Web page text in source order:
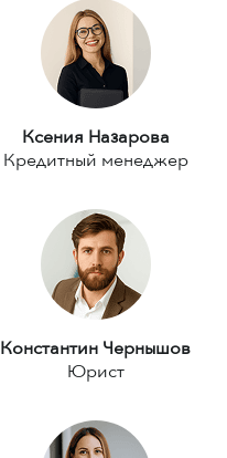
Ксения Назарова
Кредитный менеджер
Константин Чернышов
Юрист